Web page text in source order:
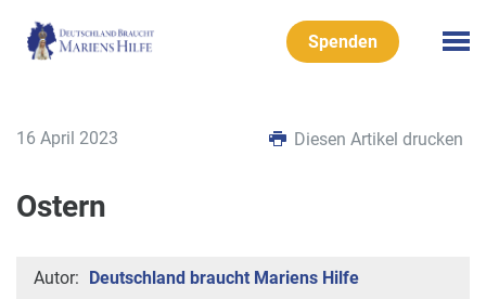
Spenden
16 April 2023 Diesen Artikel drucken
Ostern
Autor: Deutschland braucht Mariens Hilfe